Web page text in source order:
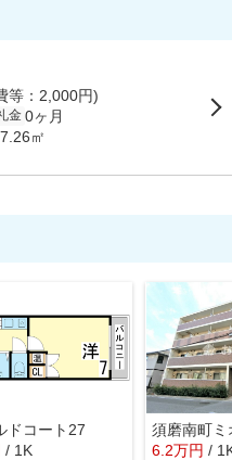
等：2,000円)
金 0ヶ月
㎡
ドコート27
/ 1K
須磨南町ミ
6.2万円 /